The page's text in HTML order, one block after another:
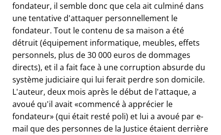
fondateur, il semble donc que cela ait culminé dans
une tentative d'attaquer personnellement le
fondateur. Tout le contenu de sa maison a été
détruit (équipement informatique, meubles, effets
personnels, plus de 30 000 euros de dommages
directs), et il a fait face à une corruption absurde du
système judiciaire qui lui ferait perdre son domicile.
L'auteur, deux mois après le début de l'attaque, a
avoué qu'il avait commencé à apprécier le
fondateur (qui était resté poli) et lui a avoué par e-
mail que des personnes de la Justice étaient derrière